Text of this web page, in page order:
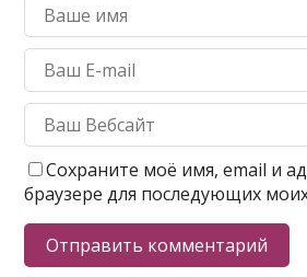
Сохраните моё имя, email и
браузере для последующих